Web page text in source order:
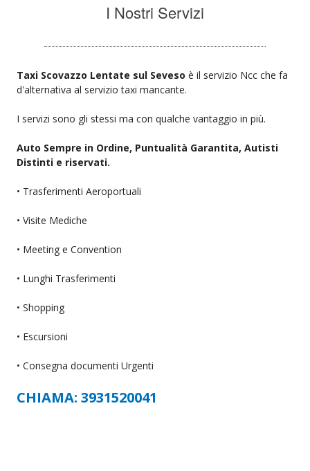
I Nostri Servizi
Taxi Scovazzo Lentate sul Seveso è il servizio Ncc che fa
d'alternativa al servizio taxi mancante.
I servizi sono gli stessi ma con qualche vantaggio in più.
Auto Sempre in Ordine, Puntualità Garantita, Autisti
Distinti e riservati.
• Trasferimenti Aeroportuali
• Visite Mediche
• Meeting e Convention
• Lunghi Trasferimenti
• Shopping
• Escursioni
• Consegna documenti Urgenti
CHIAMA: 3931520041